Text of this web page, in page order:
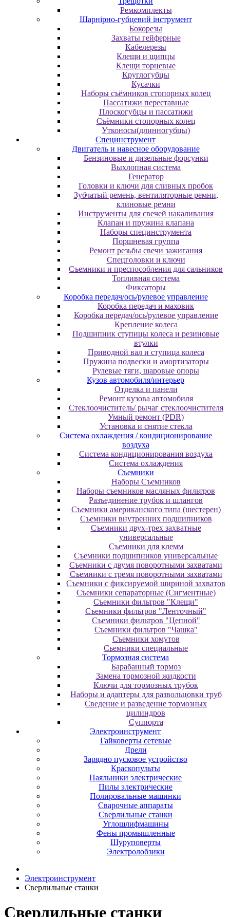
Ремкомплекты
Шарнірно-губцевий інструмент
Бокорезы
Захваты гейферные
Кабелерезы
Клещи и щипцы
Клещи торцевые
Круглогубцы
Кусачки
Наборы съёмников стопорных колец
Пассатижи переставные
Плоскогубцы и пассатижи
Съёмники стопорных колец
Утконосы(длинногубцы)
Специнструмент
Двигатель и навесное оборудование
Бензиновые и дизельные форсунки
Выхлопная система
Генератор
Головки и ключи для сливных пробок
Зубчатый ремень, вентиляторные ремни,
клиновые ремни
Инструменты для свечей накаливания
Клапан и пружина клапана
Наборы специнструмента
Поршневая группа
Ремонт резьбы свечи зажигания
Спецголовки и ключи
Съемники и преспособления для сальников
Топливная система
Фиксаторы
Коробка передач/ось/рулевое управление
Коробка передач и маховик
Коробка передач/ось/рулевое управление
Крепление колеса
Подшипник ступицы колеса и резиновые
втулки
Приводной вал и ступица колеса
Пружина подвески и амортизаторы
Рулевые тяги, шаровые опоры
Кузов автомобиля/интерьер
Отделка и панели
Ремонт кузова автомобиля
Стеклоочиститель/ рычаг стеклоочистителя
Умный ремонт (PDR)
Установка и снятие стекла
Система охлаждения / кондиционирование
воздуха
Система кондиционирования воздуха
Система охлаждения
Съемники
Наборы Съемников
Наборы съемников масляных фильтров
Разъединение трубок и шлангов
Съемники американского типа (шестерен)
Съемники внутренних подшипников
Съемники двух-трех захватные
универсальные
Съемники для клемм
Съемники подшипников универсальные
Съемники с двумя поворотными захватами
Съемники с тремя поворотными захватами
Съемники с фиксируемой шириной захватов
Съемники сепараторные (Сигментные)
Съемники фильтров "Клещи"
Съемники фильтров "Ленточный"
Съемники фильтров "Цепной"
Съемники фильтров "Чашка"
Съемники хомутов
Сьемники специальные
Тормозная система
Барабанный тормоз
Замена тормозной жидкости
Ключи для тормозных трубок
Наборы и адаптеры для развольцовки труб
Сведение и разведение тормозных
цилиндров
Суппорта
Электроинструмент
Гайковерты сетевые
Дрели
Зарядно пусковое устройство
Краскопульты
Паяльники электрические
Пилы электрические
Полировальные машинки
Сварочные аппараты
Сверлильные станки
Углошлифмашины
Фены промышленные
Шуруповерты
Электролобзики
Электроинструмент
Сверлильные станки
Сверлильные станки